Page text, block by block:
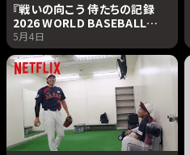
『戦いの向こう 侍たちの記録
2026 WORLD BASEBALL
CLASSIC』×稲葉浩志「果てな
き夜を」主題歌フルバージョン・
コラボPV｜Netflix Japan
5月4日